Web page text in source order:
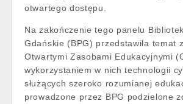
otwartego dostępu.
Na zakończenie tego panelu
Gdańskie (BPG) przedstawiła temat
Otwartymi Zasobami Edukacyjnymi
wykorzystaniem w nich technologii
służących szeroko rozumianej
prowadzone przez BPG podzielone